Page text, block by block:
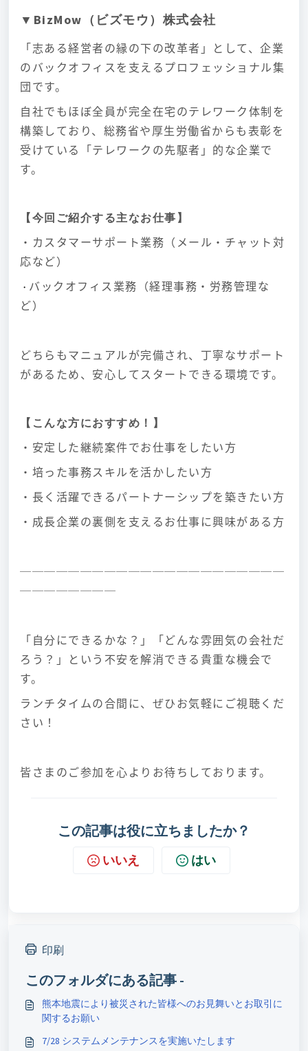
▼BizMow（ビズモウ）株式会社
「志ある経営者の縁の下の改革者」として、企業
のバックオフィスを支えるプロフェッショナル集
団です。
自社でもほぼ全員が完全在宅のテレワーク体制を
構築しており、総務省や厚生労働省からも表彰を
受けている「テレワークの先駆者」的な企業で
す。
【今回ご紹介する主なお仕事】
・カスタマーサポート業務（メール・チャット対
応など）
・ バックオフィス業務（経理事務・労務管理な
ど）
どちらもマニュアルが完備され、丁寧なサポート
があるため、安心してスタートできる環境です。
【こんな方におすすめ！】
・安定した継続案件でお仕事をしたい方
・培った事務スキルを活かしたい方
・長く活躍できるパートナーシップを築きたい方
・成長企業の裏側を支えるお仕事に興味がある方
──────────────────────
────────
「自分にできるかな？」「どんな雰囲気の会社だ
ろう？」という不安を解消できる貴重な機会で
す。
ランチタイムの合間に、ぜひお気軽にご視聴くだ
さい！
皆さまのご参加を心よりお待ちしております。
この記事は役に立ちましたか？
いいえ はい
印刷
このフォルダにある記事 -
熊本地震により被災された皆様へのお見舞いとお取引に
関するお願い
7/28 システムメンテナンスを実施いたします